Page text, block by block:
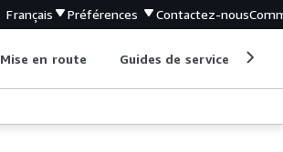
Français Préférences Contactez-nous
Mise en route Guides de service